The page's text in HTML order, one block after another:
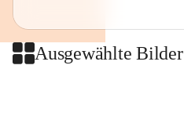
Ausgewählte Bilder